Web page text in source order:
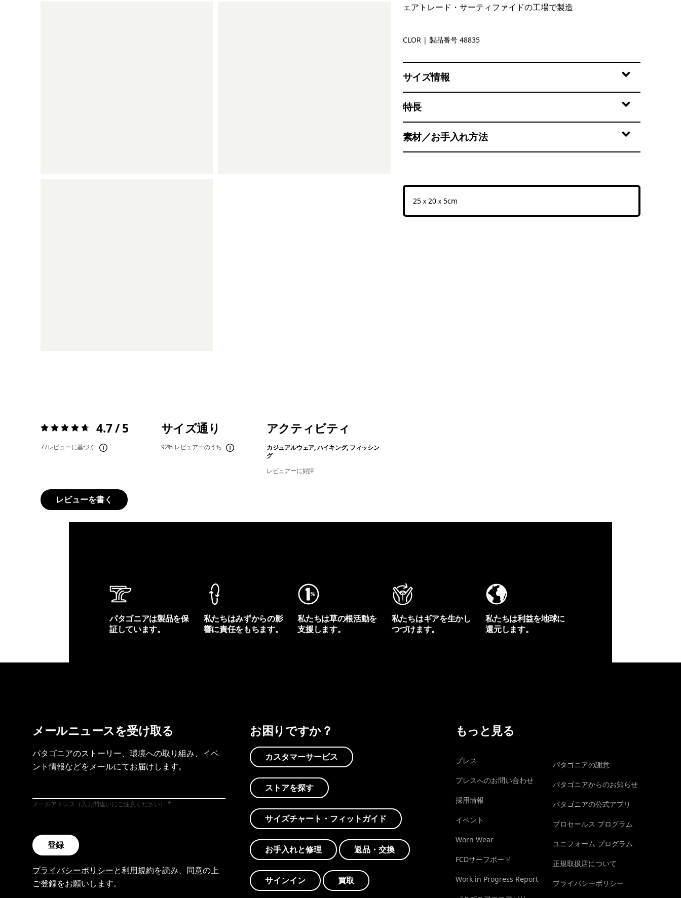
ェアトレード・サーティファイドの工場で製造
Coal Orange
CLOR | 製品番号 48835
サイズ情報
特長
素材／お手入れ方法
25ｘ20ｘ5cm
評価:4.7 / 5 4.7 / 5
77レビューに基づく
サイズ通り
92% レビュアーのうち
アクティビティ
カジュアルウェア, ハイキング, フィッシン
グ
レビュアーに好評
レビューを書く
パタゴニアは製品を保
証しています。
私たちはみずからの影
響に責任をもちます。
私たちは草の根活動を
支援します。
私たちはギアを生かし
つづけます。
私たちは利益を地球に
還元します。
メールニュースを受け取る
パタゴニアのストーリー、環境への取り組み、イベ
ント情報などをメールにてお届けします。
メールアドレス（入力間違いにご注意ください）
登録
プライバシーポリシーと利用規約を読み、同意の上
ご登録をお願いします。
お困りですか？
カスタマーサービス
ストアを探す
サイズチャート・フィットガイド
お手入れと修理 返品・交換
サインイン 買取
もっと見る
プレス
プレスへのお問い合わせ
採用情報
イベント
Worn Wear
FCDサーフボード
Work in Progress Report
パタゴニアの謝意
パタゴニアからのお知らせ
パタゴニアの公式アプリ
プロセールス プログラム
ユニフォーム プログラム
正規取扱店について
プライバシーポリシー